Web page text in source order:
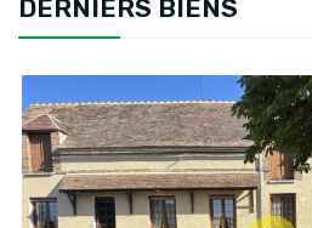
DERNIERS BIENS